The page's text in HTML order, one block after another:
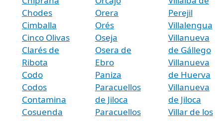
Chodes
Cimballa
Cinco Olivas
Clarés de
Ribota
Codo
Codos
Contamina
Cosuenda
Orera
Orés
Oseja
Osera de
Ebro
Paniza
Paracuellos
de Jiloca
Paracuellos
Perejil
Villalengua
Villanueva
de Gállego
Villanueva
de Huerva
Villanueva
de Jiloca
Villar de los